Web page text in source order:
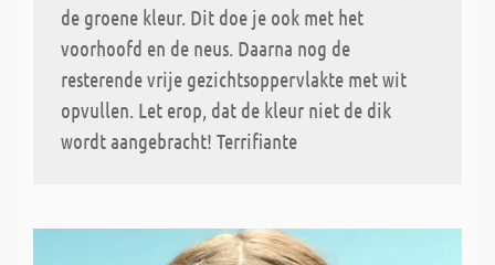
de groene kleur. Dit doe je ook met het
voorhoofd en de neus. Daarna nog de
resterende vrije gezichtsoppervlakte met wit
opvullen. Let erop, dat de kleur niet de dik
wordt aangebracht! Terrifiante